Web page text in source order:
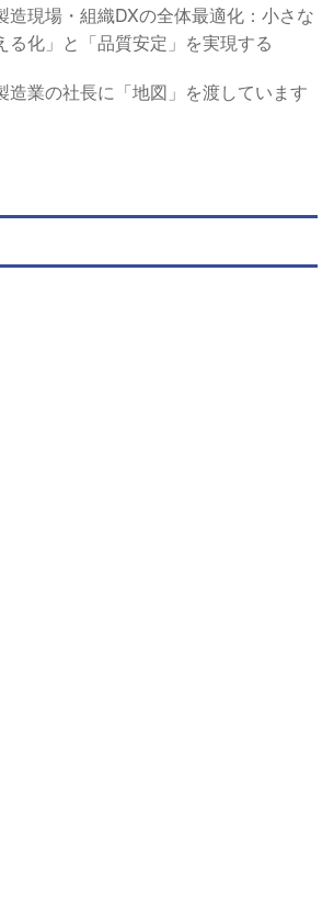
造現場・組織DXの全体最適化：小さな
る化」と「品質安定」を実現する
造業の社長に「地図」を渡しています